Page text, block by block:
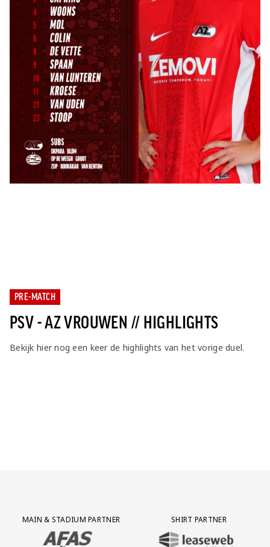
PRE-MATCH
PSV - AZ VROUWEN // HIGHLIGHTS
Bekijk hier nog een keer de highlights van het vorige duel.
Partner Logos Grid
MAIN & STADIUM PARTNER
BEZOEK ONZE MAIN & STADIUM PARTNER AFAS SOFTWARE
SHIRT PARTNER
BEZOEK ONZE SHIRT PARTNER